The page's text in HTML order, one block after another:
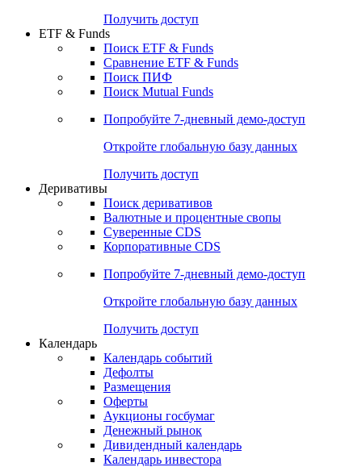
Получить доступ
ETF & Funds
Поиск ETF & Funds
Сравнение ETF & Funds
Поиск ПИФ
Поиск Mutual Funds
Попробуйте 7-дневный демо-доступ
Откройте глобальную базу данных
Получить доступ
Деривативы
Поиск деривативов
Валютные и процентные свопы
Суверенные CDS
Корпоративные CDS
Попробуйте 7-дневный демо-доступ
Откройте глобальную базу данных
Получить доступ
Календарь
Календарь событий
Дефолты
Размещения
Оферты
Аукционы госбумаг
Денежный рынок
Дивидендный календарь
Календарь инвестора